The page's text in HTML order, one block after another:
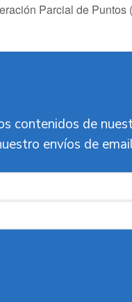
Parcial de Puntos
contenidos de
envíos de